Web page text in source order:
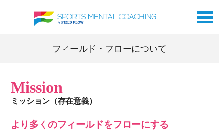
フィールド・フローについて
Mission
ミッション（存在意義）
より多くのフィールドをフローにする